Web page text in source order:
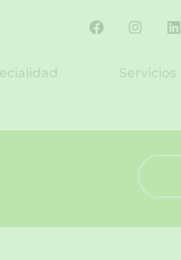
F
a
I
n
a
m
L
i
e
Servicios
Search